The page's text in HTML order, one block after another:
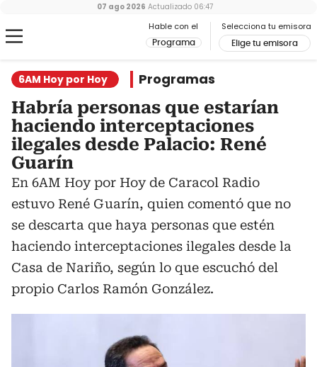
Hable con el
Programa
Selecciona tu emisora
Elige tu emisora
07 ago 2026 Actualizado 06:47
6AM Hoy por Hoy Programas
Habría personas que estarían
haciendo interceptaciones
ilegales desde Palacio: René
Guarín
En 6AM Hoy por Hoy de Caracol Radio
estuvo René Guarín, quien comentó que no
se descarta que haya personas que estén
haciendo interceptaciones ilegales desde la
Casa de Nariño, según lo que escuchó del
propio Carlos Ramón González.